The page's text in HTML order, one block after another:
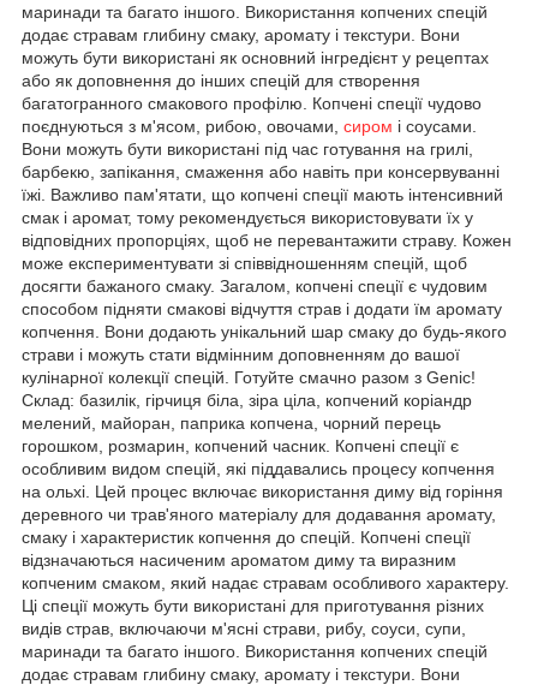
маринади та багато іншого. Використання копчених спецій
додає стравам глибину смаку, аромату і текстури. Вони
можуть бути використані як основний інгредієнт у рецептах
або як доповнення до інших спецій для створення
багатогранного смакового профілю. Копчені спеції чудово
поєднуються з м'ясом, рибою, овочами, сиром і соусами.
Вони можуть бути використані під час готування на грилі,
барбекю, запікання, смаження або навіть при консервуванні
їжі. Важливо пам'ятати, що копчені спеції мають інтенсивний
смак і аромат, тому рекомендується використовувати їх у
відповідних пропорціях, щоб не перевантажити страву. Кожен
може експериментувати зі співвідношенням спецій, щоб
досягти бажаного смаку. Загалом, копчені спеції є чудовим
способом підняти смакові відчуття страв і додати їм аромату
копчення. Вони додають унікальний шар смаку до будь-якого
страви і можуть стати відмінним доповненням до вашої
кулінарної колекції спецій. Готуйте смачно разом з Genic!
Склад: базилік, гірчиця біла, зіра ціла, копчений коріандр
мелений, майоран, паприка копчена, чорний перець
горошком, розмарин, копчений часник. Копчені спеції є
особливим видом спецій, які піддавались процесу копчення
на ольхі. Цей процес включає використання диму від горіння
деревного чи трав'яного матеріалу для додавання аромату,
смаку і характеристик копчення до спецій. Копчені спеції
відзначаються насиченим ароматом диму та виразним
копченим смаком, який надає стравам особливого характеру.
Ці спеції можуть бути використані для приготування різних
видів страв, включаючи м'ясні страви, рибу, соуси, супи,
маринади та багато іншого. Використання копчених спецій
додає стравам глибину смаку, аромату і текстури. Вони